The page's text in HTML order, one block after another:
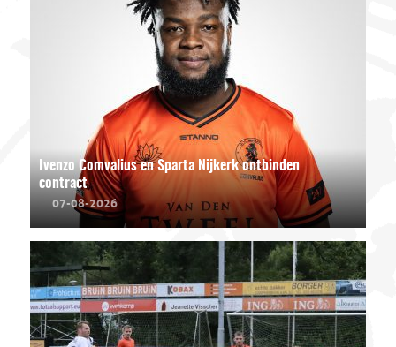
Ivenzo Comvalius en Sparta Nijkerk ontbinden
contract
07-08-2026